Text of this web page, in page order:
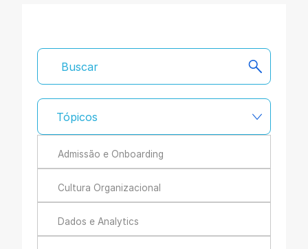
Tópicos
Admissão e Onboarding
Cultura Organizacional
Dados e Analytics